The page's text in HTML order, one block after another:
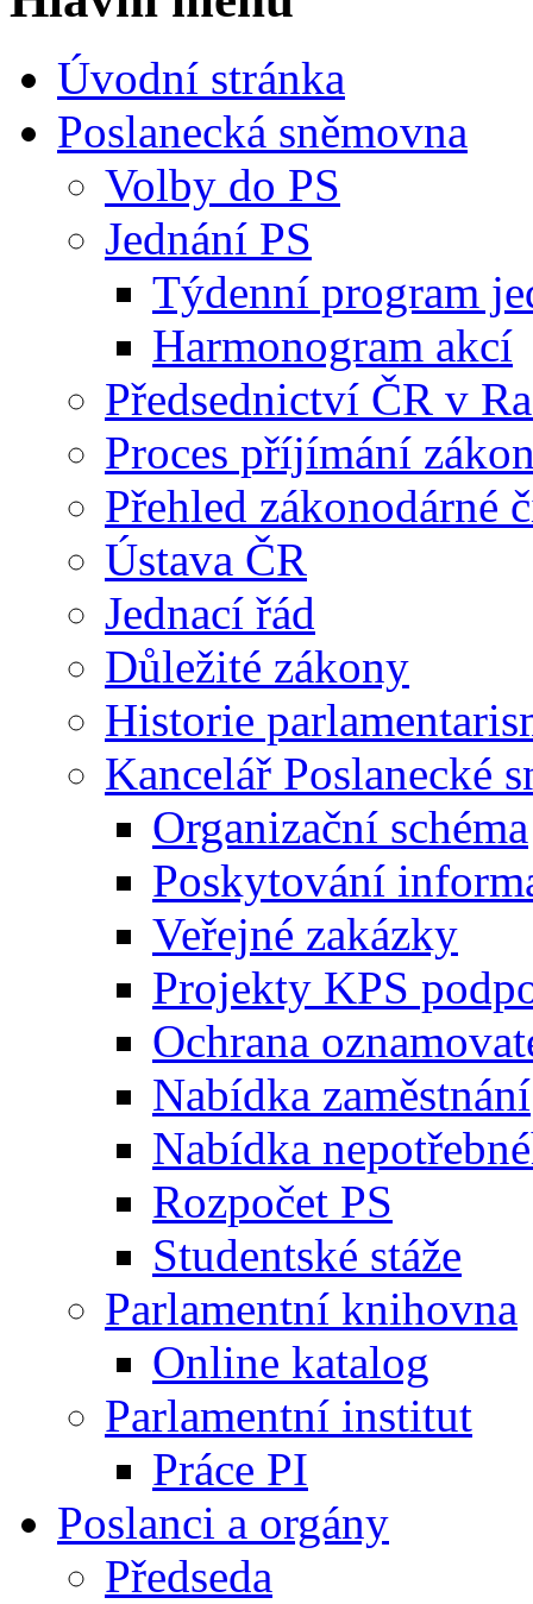
Úvodní stránka
Poslanecká sněmovna
Volby do PS
Jednání PS
Týdenní program
Harmonogram akcí
Předsednictví ČR v
Proces příjímání
Přehled zákonodárné
Ústava ČR
Jednací řád
Důležité zákony
Historie
Kancelář Poslanecké
Organizační schéma
Poskytování
Veřejné zakázky
Projekty KPS
Ochrana
Nabídka zaměstnání
Nabídka
Rozpočet PS
Studentské stáže
Parlamentní knihovna
Online katalog
Parlamentní institut
Práce PI
Poslanci a orgány
Předseda